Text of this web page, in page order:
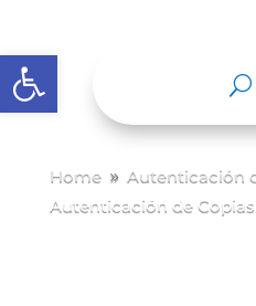
Abrir barra de herramientas
Home 9 Autenticación
Autenticación de Copias